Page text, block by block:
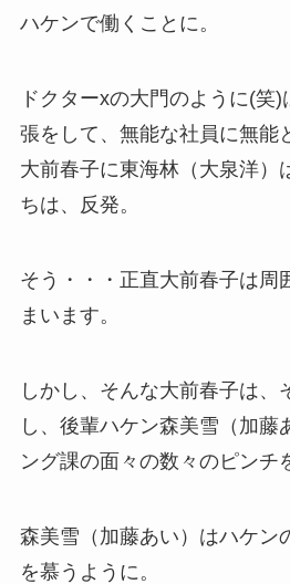
ハケンで働くことに。
ドクターxの大門のように(笑
張をして、無能な社員に無能
大前春子に東海林（大泉洋）
ちは、反発。
そう・・・正直大前春子は周
まいます。
しかし、そんな大前春子は、
し、後輩ハケン森美雪（加藤
ング課の面々の数々のピンチ
森美雪（加藤あい）はハケン
を慕うように。